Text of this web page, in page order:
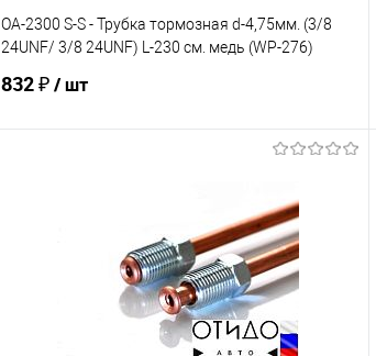
OA-2300 S-S - Трубка тормозная d-4,75мм. (3/8
24UNF/ 3/8 24UNF) L-230 см. медь (WP-276)
832 ₽/ шт
Под заказ